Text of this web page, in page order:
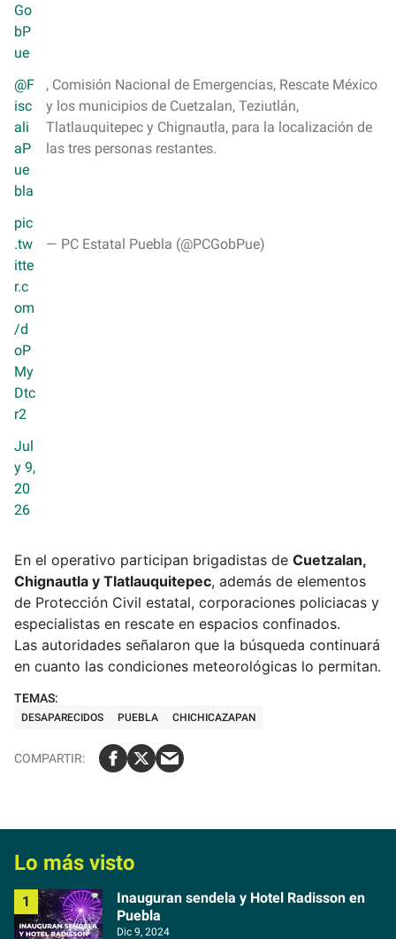
Go
bP
ue
@F
isc
ali
aP
ue
bla
, Comisión Nacional de Emergencias, Rescate México
y los municipios de Cuetzalan, Teziutlán,
Tlatlauquitepec y Chignautla, para la localización de
las tres personas restantes.
pic
.tw
itte
r.c
om
/d
oP
My
Dtc
r2
— PC Estatal Puebla (@PCGobPue)
Jul
y 9,
20
26
En el operativo participan brigadistas de Cuetzalan,
Chignautla y Tlatlauquitepec, además de elementos
de Protección Civil estatal, corporaciones policiacas y
especialistas en rescate en espacios confinados.
Las autoridades señalaron que la búsqueda continuará
en cuanto las condiciones meteorológicas lo permitan.
DESAPARECIDOS PUEBLA CHICHICAZAPAN
Lo más visto
Inauguran sendela y Hotel Radisson en
Puebla
Dic 9, 2024